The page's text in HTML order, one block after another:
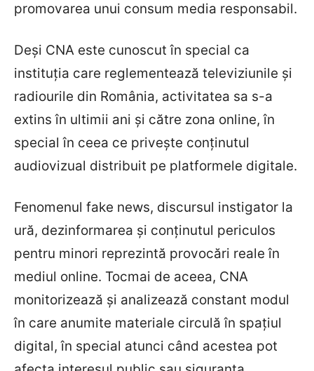
promovarea unui consum media responsabil.
Deși CNA este cunoscut în special ca
instituția care reglementează televiziunile și
radiourile din România, activitatea sa s-a
extins în ultimii ani și către zona online, în
special în ceea ce privește conținutul
audiovizual distribuit pe platformele digitale.
Fenomenul fake news, discursul instigator la
ură, dezinformarea și conținutul periculos
pentru minori reprezintă provocări reale în
mediul online. Tocmai de aceea, CNA
monitorizează și analizează constant modul
în care anumite materiale circulă în spațiul
digital, în special atunci când acestea pot